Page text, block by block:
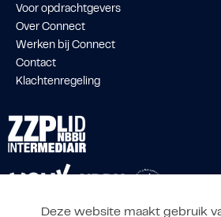
Deze website maakt gebruik
Voor opdrachtgevers
Over Connect
Werken bij Connect
Contact
Klachtenregeling